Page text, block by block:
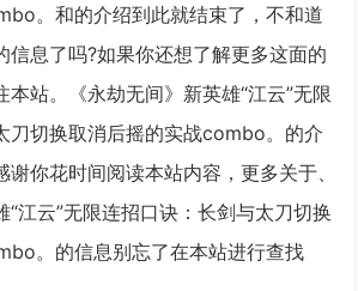
。和的介绍到此就结束了，不和道
信息了吗?如果你还想了解更多这面的
本站。《永劫无间》新英雄“江云”无限
刀切换取消后摇的实战combo。的介
你花时间阅读本站内容，更多关于、
“江云”无限连招口诀：长剑与太刀切换
。的信息别忘了在本站进行查找